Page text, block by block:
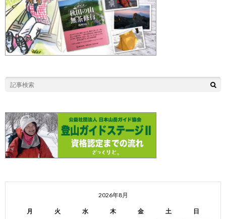
2026年8月
月 火 水 木 金 土 日